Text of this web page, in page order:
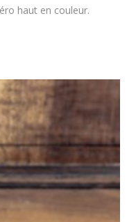
haut en couleur.